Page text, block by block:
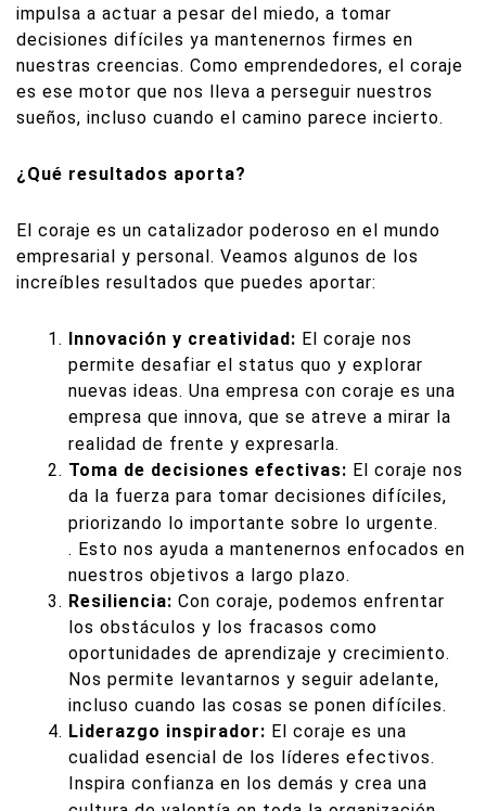
impulsa a actuar a pesar del miedo, a tomar
decisiones difíciles ya mantenernos firmes en
nuestras creencias. Como emprendedores, el coraje
es ese motor que nos lleva a perseguir nuestros
sueños, incluso cuando el camino parece incierto.
¿Qué resultados aporta?
El coraje es un catalizador poderoso en el mundo
empresarial y personal. Veamos algunos de los
increíbles resultados que puedes aportar:
Innovación y creatividad: El coraje nos
permite desafiar el status quo y explorar
nuevas ideas. Una empresa con coraje es una
empresa que innova, que se atreve a mirar la
realidad de frente y expresarla.
Toma de decisiones efectivas: El coraje nos
da la fuerza para tomar decisiones difíciles,
priorizando lo importante sobre lo urgente.
. Esto nos ayuda a mantenernos enfocados en
nuestros objetivos a largo plazo.
Resiliencia: Con coraje, podemos enfrentar
los obstáculos y los fracasos como
oportunidades de aprendizaje y crecimiento.
Nos permite levantarnos y seguir adelante,
incluso cuando las cosas se ponen difíciles.
Liderazgo inspirador: El coraje es una
cualidad esencial de los líderes efectivos.
Inspira confianza en los demás y crea una